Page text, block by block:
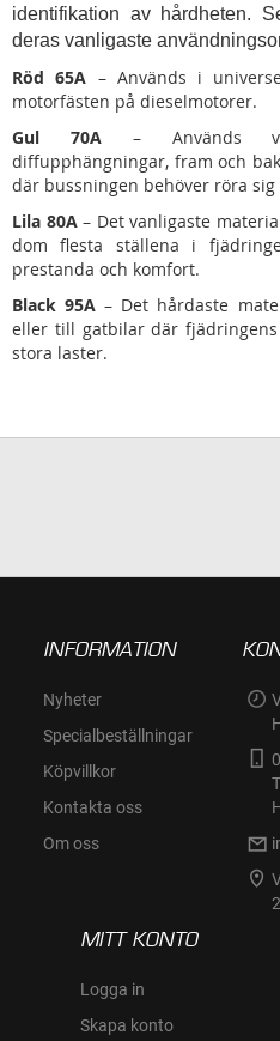
identifikation av hårdheten.
deras vanligaste
Röd 65A – Används i
motorfästen på dieselmotorer.
Gul 70A– Används
diffupphängningar, fram och
där bussningen behöver röra sig
Lila 80A– Det vanligaste
dom flesta ställena i
prestanda och komfort.
Black 95A – Det hårdaste
eller till gatbilar där
stora laster.
INFORMATION
Nyheter
Specialbeställningar
Köpvillkor
Kontakta oss
Om oss
MITT KONTO
Logga in
Skapa konto